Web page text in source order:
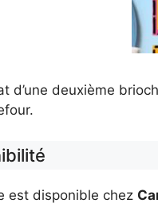
d’une deuxième
est disponible chez